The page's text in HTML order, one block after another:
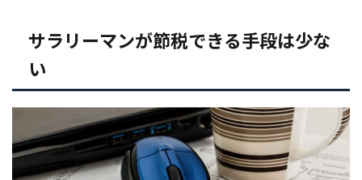
サラリーマンが節税できる手段は少な
い